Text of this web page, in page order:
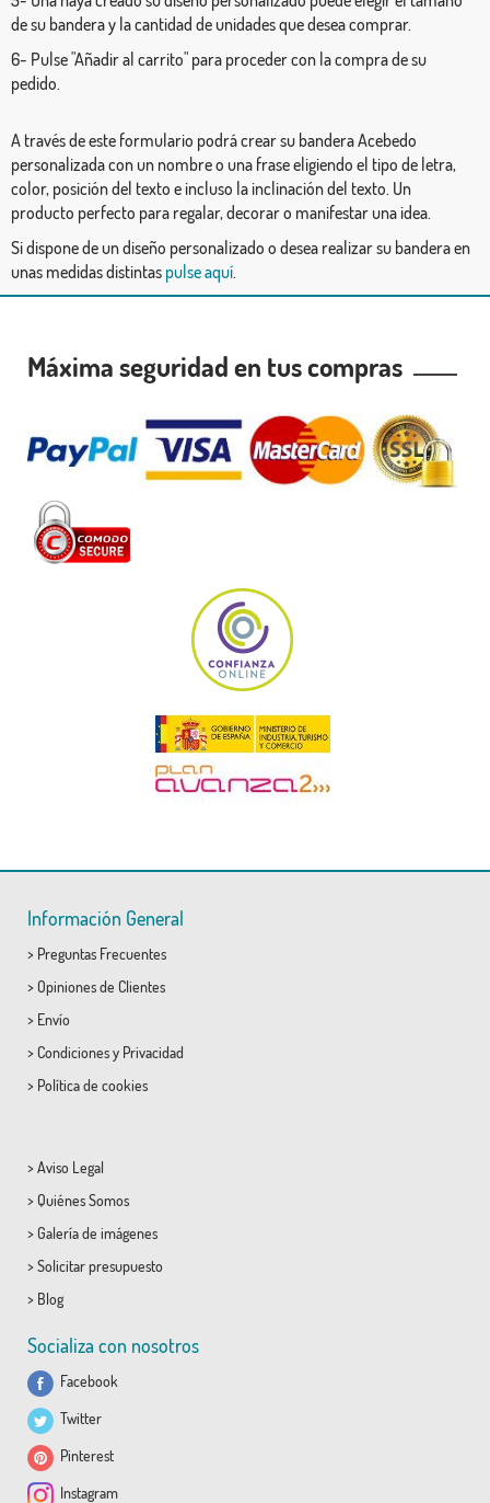
de su bandera y la cantidad de unidades que desea comprar.
6- Pulse "Añadir al carrito" para proceder con la compra de su
pedido.
A través de este formulario podrá crear su bandera Acebedo
personalizada con un nombre o una frase eligiendo el tipo de letra,
color, posición del texto e incluso la inclinación del texto. Un
producto perfecto para regalar, decorar o manifestar una idea.
Si dispone de un diseño personalizado o desea realizar su bandera en
unas medidas distintas pulse aquí.
Máxima seguridad en tus compras
Información General
> Preguntas Frecuentes
> Opiniones de Clientes
> Envío
> Condicionesy Privacidad
> Política de cookies
> Aviso Legal
> Quiénes Somos
> Galería de imágenes
> Solicitar presupuesto
> Blog
Socializa con nosotros
Facebook
Twitter
Pinterest
Instagram